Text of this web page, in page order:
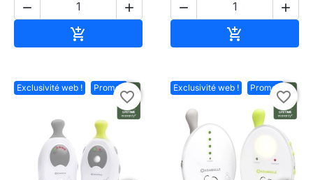
 

 

Exclusivité web ! Promo !
favorite_border
Exclusivité web ! Promo !
favorite_border